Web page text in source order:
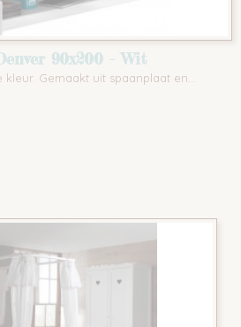
90x200 - Wit
Gemaakt uit spaanplaat en…